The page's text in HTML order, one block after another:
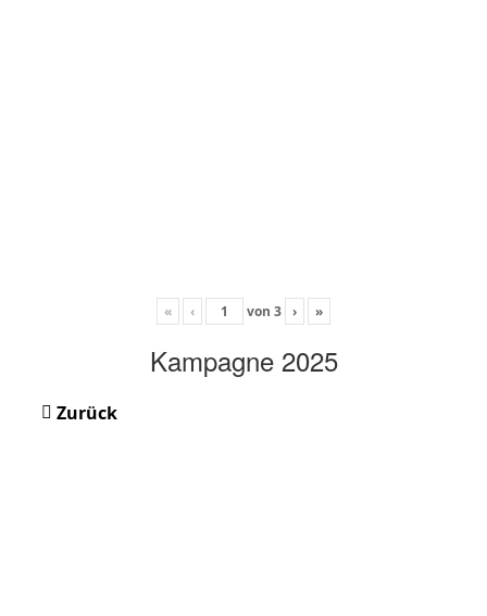
« ‹ von 3 › »
Kampagne 2025
Zurück